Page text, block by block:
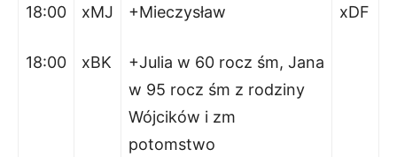
18:00
18:00
xMJ
xBK
+Mieczysław
+Julia w 60 rocz śm, Jana
w 95 rocz śm z rodziny
Wójcików i zm
potomstwo
xDF